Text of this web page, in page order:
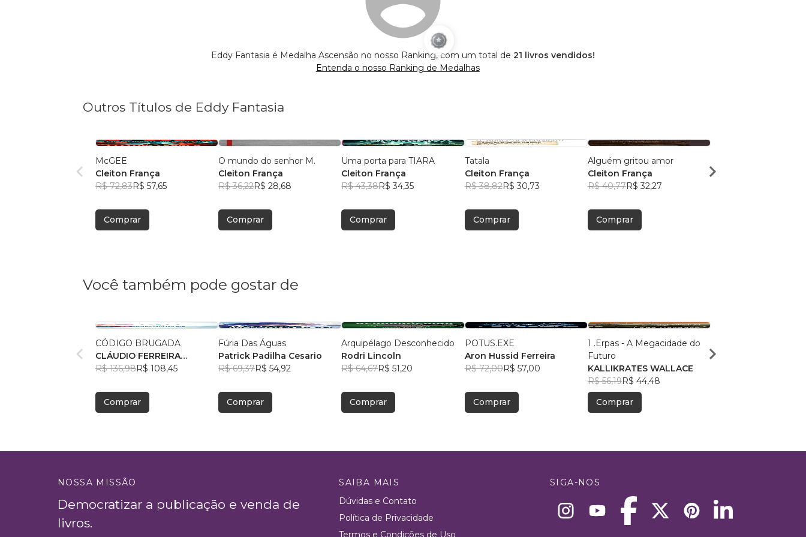
Eddy Fantasia é Medalha Ascensão no nosso Ranking, com um total de 21 livros vendidos!
Entenda o nosso Ranking de Medalhas
Outros Títulos de Eddy Fantasia
McGEE
Cleiton França
R$ 72,83R$ 57,65
Comprar
O mundo do senhor M.
Cleiton França
R$ 36,22R$ 28,68
Comprar
Uma porta para TIARA
Cleiton França
R$ 43,38R$ 34,35
Comprar
Tatala
Cleiton França
R$ 38,82R$ 30,73
Comprar
Alguém gritou amor
Cleiton França
R$ 40,77R$ 32,27
Comprar
Cleiton França
Você também pode gostar de
CÓDIGO BRUGADA
CLÁUDIO FERREIRA
CAMPOS VIEIRA
R$ 136,98R$ 108,45
Comprar
Fúria Das Águas
Patrick Padilha Cesario
R$ 69,37R$ 54,92
Comprar
Arquipélago Desconhecido
Rodri Lincoln
R$ 64,67R$ 51,20
Comprar
POTUS.EXE
Aron Hussid Ferreira
R$ 72,00R$ 57,00
Comprar
1 .Erpas - A Megacidade do
Futuro
KALLIKRATES WALLACE
R$ 56,19R$ 44,48
Comprar
Antonio C. A. Junior
NOSSA MISSÃO
Democratizar a publicação e venda de
livros.
SAIBA MAIS
Dúvidas e Contato
Política de Privacidade
Termos e Condições de Uso
SIGA-NOS